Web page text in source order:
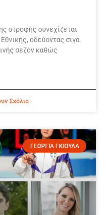
στροφής συνεχίζεται
οδεύοντας σιγά
σεζόν καθώς
Σχόλια
ΓΕΩΡΓΙΑ ΓΚΙΟΥΛΑ